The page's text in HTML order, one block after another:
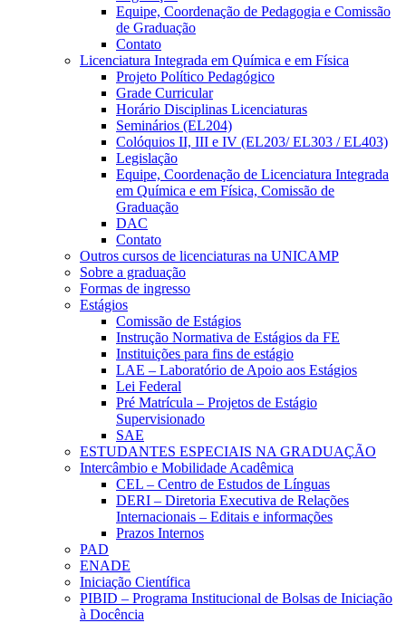
Equipe, Coordenação de Pedagogia e Comissão
de Graduação
Contato
Licenciatura Integrada em Química e em Física
Projeto Político Pedagógico
Grade Curricular
Horário Disciplinas Licenciaturas
Seminários (EL204)
Colóquios II, III e IV (EL203/ EL303 / EL403)
Legislação
Equipe, Coordenação de Licenciatura Integrada
em Química e em Física, Comissão de
Graduação
DAC
Contato
Outros cursos de licenciaturas na UNICAMP
Sobre a graduação
Formas de ingresso
Estágios
Comissão de Estágios
Instrução Normativa de Estágios da FE
Instituições para fins de estágio
LAE – Laboratório de Apoio aos Estágios
Lei Federal
Pré Matrícula – Projetos de Estágio
Supervisionado
SAE
ESTUDANTES ESPECIAIS NA GRADUAÇÃO
Intercâmbio e Mobilidade Acadêmica
CEL – Centro de Estudos de Línguas
DERI – Diretoria Executiva de Relações
Internacionais – Editais e informações
Prazos Internos
PAD
ENADE
Iniciação Científica
PIBID – Programa Institucional de Bolsas de Iniciação
à Docência